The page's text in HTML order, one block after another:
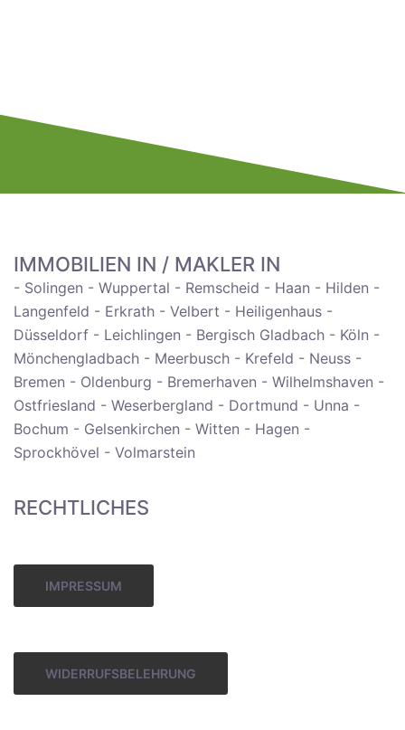
IMMOBILIEN IN / MAKLER IN
- Solingen - Wuppertal - Remscheid - Haan - Hilden -
Langenfeld - Erkrath - Velbert - Heiligenhaus -
Düsseldorf - Leichlingen - Bergisch Gladbach - Köln -
Mönchengladbach - Meerbusch - Krefeld - Neuss -
Bremen - Oldenburg - Bremerhaven - Wilhelmshaven -
Ostfriesland - Weserbergland - Dortmund - Unna -
Bochum - Gelsenkirchen - Witten - Hagen -
Sprockhövel - Volmarstein
RECHTLICHES
IMPRESSUM
WIDERRUFSBELEHRUNG